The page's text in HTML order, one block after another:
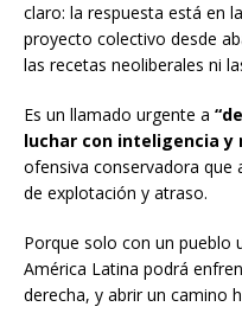
claro: la respuesta está en
proyecto colectivo desde
las recetas neoliberales ni
Es un llamado urgente a
luchar con inteligencia y
ofensiva conservadora que
de explotación y atraso.
Porque solo con un pueblo
América Latina podrá
derecha, y abrir un camino